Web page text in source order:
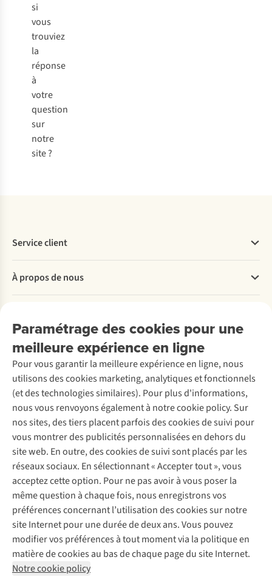
si
vous
trouviez
la
réponse
à
votre
question
sur
notre
site ?
Paramétrage des cookies pour une
meilleure expérience en ligne
Pour vous garantir la meilleure expérience en ligne, nous
utilisons des cookies marketing, analytiques et fonctionnels
(et des technologies similaires). Pour plus d'informations,
nous vous renvoyons également à notre cookie policy. Sur
nos sites, des tiers placent parfois des cookies de suivi pour
vous montrer des publicités personnalisées en dehors du
site web. En outre, des cookies de suivi sont placés par les
réseaux sociaux. En sélectionnant « Accepter tout », vous
acceptez cette option. Pour ne pas avoir à vous poser la
même question à chaque fois, nous enregistrons vos
préférences concernant l’utilisation des cookies sur notre
site Internet pour une durée de deux ans. Vous pouvez
modifier vos préférences à tout moment via la politique en
matière de cookies au bas de chaque page du site Internet.
Notre cookie policy
Service client
Commander
Payer
Retourner
Rétractation d'une commande
Entretien & réparations
Garantie
Contactez-nous
À propos de nous
Entreprise responsable
À propos d’Ayacucho
Nos magasins
À propos d’A.S.Adventure
Déclaration d'accessibilité
Location / Location sports d’hiver
Seconde-main
Entretien de ski
Service de lavage
Entretien de chaussures
Réparation de chaussures
Réparation de vêtements
Retouches
Pour les entreprises
Découvrez
A.S.Magazine
Explore Camp
Expertise & conseils
Abonnez-vous à la newsletter
Suivez-nous
Mentions légales
Politique de confidentialité
Conditions générales
Cookie Policy